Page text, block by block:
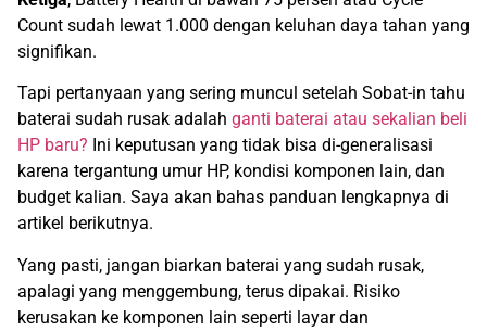
Count sudah lewat 1.000 dengan keluhan daya tahan yang
signifikan.
Tapi pertanyaan yang sering muncul setelah Sobat-in tahu
baterai sudah rusak adalah ganti baterai atau sekalian beli
HP baru? Ini keputusan yang tidak bisa di-generalisasi
karena tergantung umur HP, kondisi komponen lain, dan
budget kalian. Saya akan bahas panduan lengkapnya di
artikel berikutnya.
Yang pasti, jangan biarkan baterai yang sudah rusak,
apalagi yang menggembung, terus dipakai. Risiko
kerusakan ke komponen lain seperti layar dan